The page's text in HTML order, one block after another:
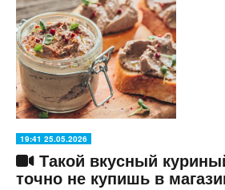
19:41 25.05.2026
Такой вкусный
точно не купишь в